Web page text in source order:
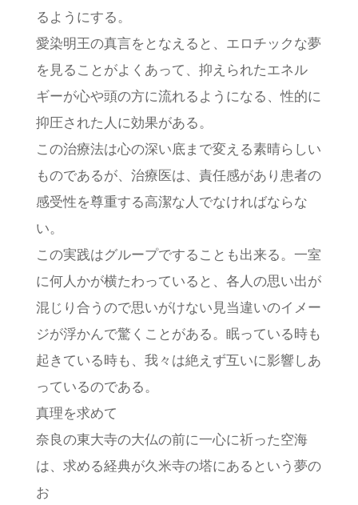
るようにする。
愛染明王の真言をとなえると、エロチックな夢
を見ることがよくあって、抑えられたエネル
ギーが心や頭の方に流れるようになる、性的に
抑圧された人に効果がある。
この治療法は心の深い底まで変える素晴らしい
ものであるが、治療医は、責任感があり患者の
感受性を尊重する高潔な人でなければならな
い。
この実践はグループですることも出来る。一室
に何人かが横たわっていると、各人の思い出が
混じり合うので思いがけない見当違いのイメー
ジが浮かんで驚くことがある。眠っている時も
起きている時も、我々は絶えず互いに影響しあ
っているのである。
真理を求めて
奈良の東大寺の大仏の前に一心に祈った空海
は、求める経典が久米寺の塔にあるという夢の
お